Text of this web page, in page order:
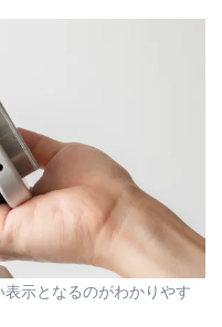
示となるのがわかりやす